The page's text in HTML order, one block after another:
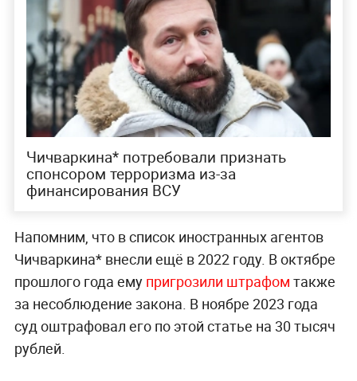
Чичваркина* потребовали признать
спонсором терроризма из-за
финансирования ВСУ
Напомним, что в список иностранных агентов
Чичваркина* внесли ещё в 2022 году. В октябре
прошлого года емупригрозили штрафом также
за несоблюдение закона. В ноябре 2023 года
суд оштрафовал его по этой статье на 30 тысяч
рублей.